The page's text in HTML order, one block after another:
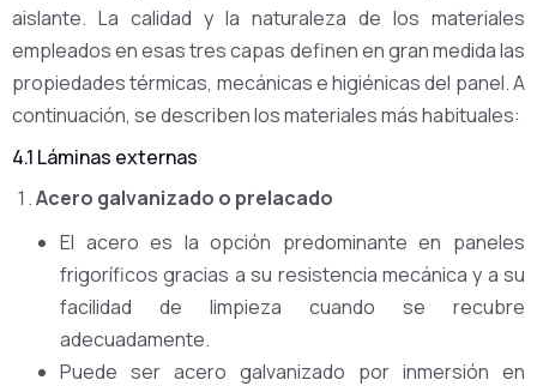
aislante. La calidad y la naturaleza de los materiales
empleados en esas tres capas definen en gran medida las
propiedades térmicas, mecánicas e higiénicas del panel. A
continuación, se describen los materiales más habituales:
4.1 Láminas externas
Acero galvanizado o prelacado
El acero es la opción predominante en paneles
frigoríficos gracias a su resistencia mecánica y a su
facilidad de limpieza cuando se recubre
adecuadamente.
Puede ser acero galvanizado por inmersión en